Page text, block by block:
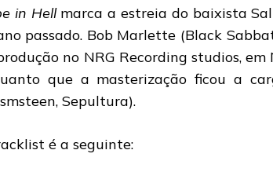
in Hellmarca a estreia do baixista
passado. Bob Marlette (Black
no NRG Recording studios,
que a masterização ficou a
Sepultura).
é a seguinte: